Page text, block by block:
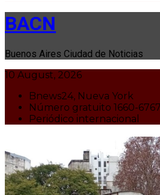
BACN
Buenos Aires Ciudad de Noticias
10 August, 2026
Bnews24, Nueva York
Número gratuito 1660-
Periódico internacional